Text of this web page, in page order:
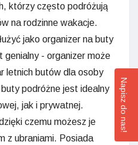
którzy często podróżują
na rodzinne wakacje.
jako organizer na buty
- organizer może
letnich butów dla osoby
podróżne jest idealny
jak i prywatnej.
czemu możesz je
z ubraniami. Posiada
Napisz do nas!